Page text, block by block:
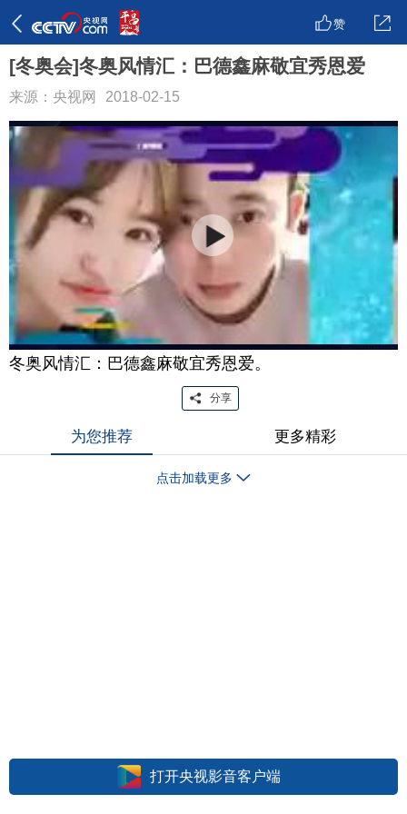
赞
[冬奥会]冬奥风情汇：巴德鑫麻敬宜秀恩爱
来源：央视网 2018-02-15
冬奥风情汇：巴德鑫麻敬宜秀恩爱。
分享
为您推荐 更多精彩
点击加载更多
打开央视影音客户端